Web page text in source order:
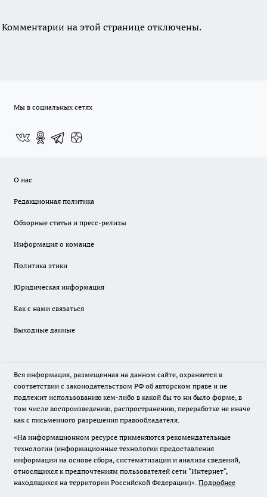
Комментарии на этой странице отключены.
Мы в социальных сетях
О нас
Редакционная политика
Обзорные статьи и пресс-релизы
Информация о команде
Политика этики
Юридическая информация
Как с нами связаться
Выходные данные
Вся информация, размещенная на данном сайте, охраняется в
соответствии с законодательством РФ об авторском праве и не
подлежит использованию кем-либо в какой бы то ни было форме, в
том числе воспроизведению, распространению, переработке не иначе
как с письменного разрешения правообладателя.
«На информационном ресурсе применяются рекомендательные
технологии (информационные технологии предоставления
информации на основе сбора, систематизации и анализа сведений,
относящихся к предпочтениям пользователей сети "Интернет",
находящихся на территории Российской Федерации)». Подробнее